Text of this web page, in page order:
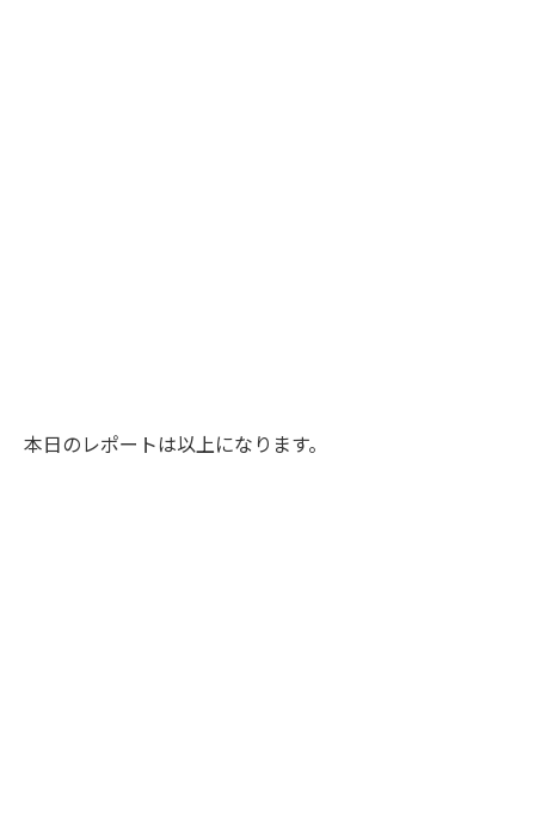
本日のレポートは以上になります。